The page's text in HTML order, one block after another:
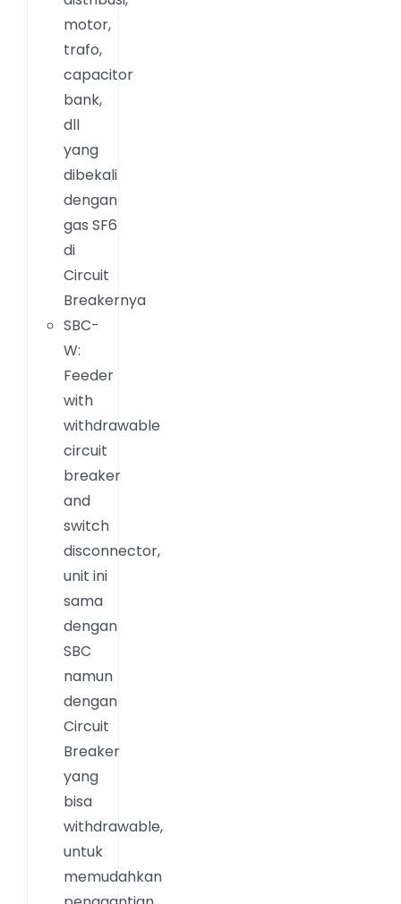
motor,
trafo,
capacitor
bank,
dll
yang
dibekali
dengan
gas SF6
di
Circuit
Breakernya
SBC-
W:
Feeder
with
withdrawable
circuit
breaker
and
switch
disconnector,
unit ini
sama
dengan
SBC
namun
dengan
Circuit
Breaker
yang
bisa
withdrawable,
untuk
memudahkan